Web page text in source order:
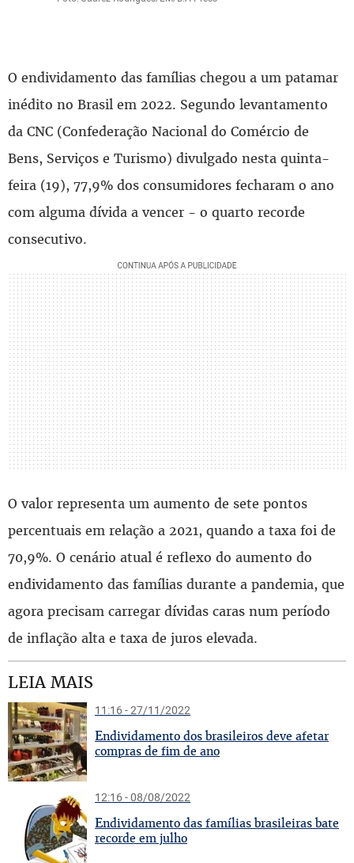
O endividamento das famílias chegou a um patamar
inédito no Brasil em 2022. Segundo levantamento
da CNC (Confederação Nacional do Comércio de
Bens, Serviços e Turismo) divulgado nesta quinta-
feira (19), 77,9% dos consumidores fecharam o ano
com alguma dívida a vencer - o quarto recorde
consecutivo.
O valor representa um aumento de sete pontos
percentuais em relação a 2021, quando a taxa foi de
70,9%. O cenário atual é reflexo do aumento do
endividamento das famílias durante a pandemia, que
agora precisam carregar dívidas caras num período
de inflação alta e taxa de juros elevada.
LEIA MAIS
11:16 - 27/11/2022
Endividamento dos brasileiros deve afetar
compras de fim de ano
12:16 - 08/08/2022
Endividamento das famílias brasileiras bate
recorde em julho